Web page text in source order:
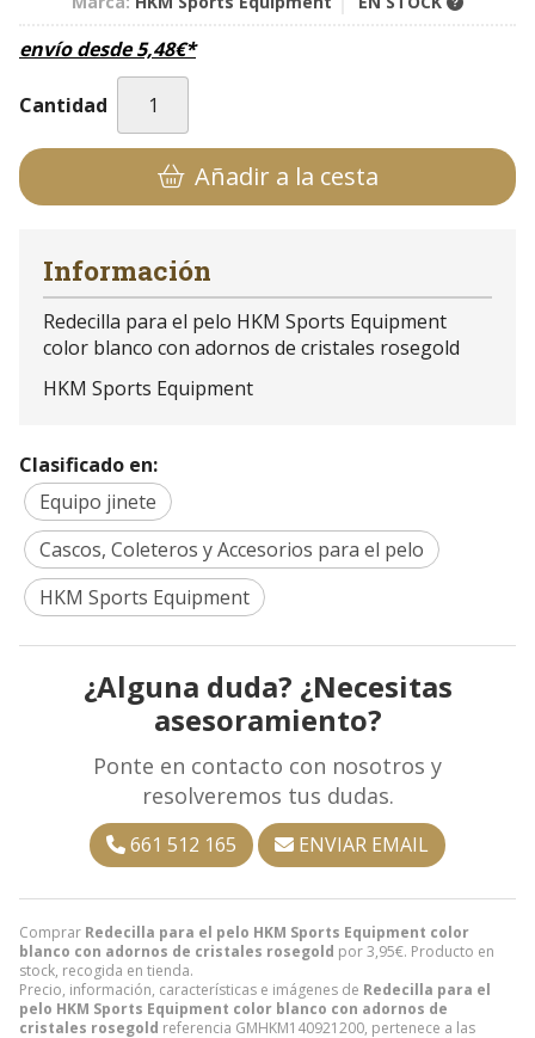
envío desde5,48€*
Cantidad
Añadir a la cesta
Comprar Redecilla para el pelo HKM Sports Equipment color
blanco con adornos de cristales rosegold por3,95€. Producto en
stock, recogida en tienda.
Precio, información, características e imágenes de Redecilla para el
pelo HKM Sports Equipment color blanco con adornos de
cristales rosegold referencia GMHKM140921200, pertenece a las
Información
Redecilla para el pelo HKM Sports Equipment
color blanco con adornos de cristales rosegold
HKM Sports Equipment
Clasificado en:
Equipo jinete
Cascos, Coleteros y Accesorios para el pelo
HKM Sports Equipment
¿Alguna duda? ¿Necesitas
asesoramiento?
Ponte en contacto con nosotros y
resolveremos tus dudas.
661 512 165 ENVIAR EMAIL